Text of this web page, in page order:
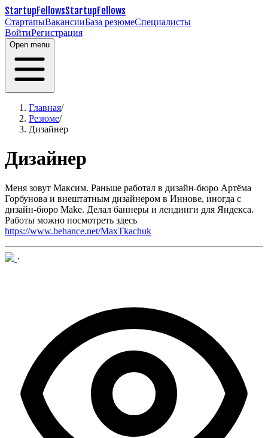
StartupFellowsStartupFellows
СтартапыВакансииБаза резюмеСпециалисты
ВойтиРегистрация
Open menu
Главная/
Резюме/
Дизайнер
Дизайнер
Меня зовут Максим. Раньше работал в дизайн-бюро Артёма
Горбунова и внештатным дизайнером в Иннове, иногда с
дизайн-бюро Make. Делал баннеры и лендинги для Яндекса.
Работы можно посмотреть здесь
https://www.behance.net/MaxTkachuk
·